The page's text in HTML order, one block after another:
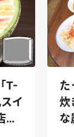
T-
イ
た
炊
な